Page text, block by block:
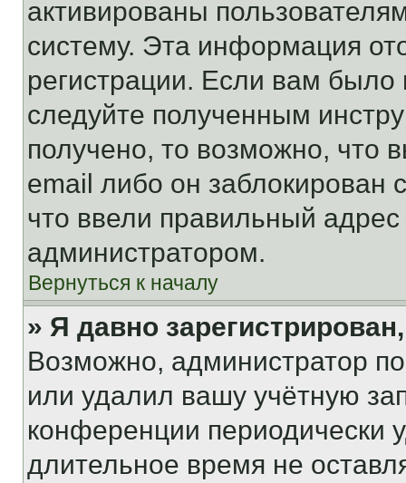
активированы
систему. Эта информация
регистрации. Если вам
следуйте полученным
получено, то возможно, что
email либо он
что ввели правильный адрес
администратором.
Вернуться к началу
» Я давно
Возможно, администратор
или удалил вашу учётную
конференции периодически
длительное время не